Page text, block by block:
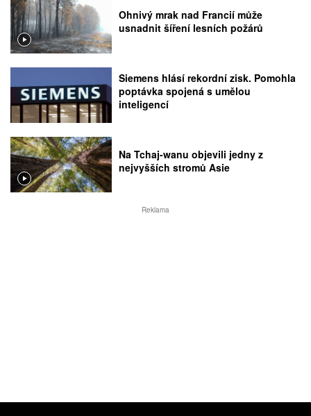
Ohnivý mrak nad Francií může
usnadnit šíření lesních požárů
Siemens hlásí rekordní zisk. Pomohla
poptávka spojená s umělou
inteligencí
Na Tchaj-wanu objevili jedny z
nejvyšších stromů Asie
Reklama